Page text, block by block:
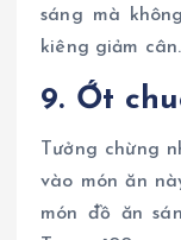
sáng mà
kiêng giảm cân.
9. Ớt
Tưởng chừng
vào món ăn
món đồ ăn